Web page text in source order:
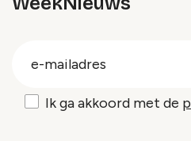
Ik ga akkoord met de